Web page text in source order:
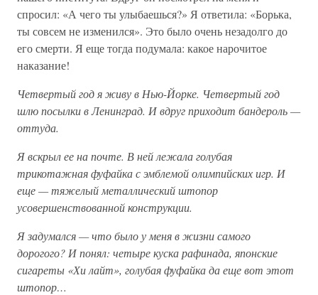
спросил: «А чего ты улыбаешься?» Я ответила: «Борька,
ты совсем не изменился». Это было очень незадолго до
его смерти. Я еще тогда подумала: какое нарочитое
наказание!
Четвертый год я живу в Нью-Йорке. Четвертый год
шлю посылки в Ленинград. И вдруг приходит бандероль —
оттуда.
Я вскрыл ее на почте. В ней лежала голубая
трикотажная фуфайка с эмблемой олимпийских игр. И
еще — тяжелый металлический штопор
усовершенствованной конструкции.
Я задумался — что было у меня в жизни самого
дорогого? И понял: четыре куска рафинада, японские
сигареты «Хи лайт», голубая фуфайка да еще вот этот
штопор…